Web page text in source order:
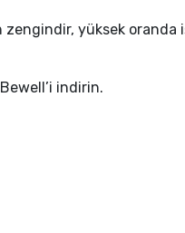
yüksek oranda
indirin.